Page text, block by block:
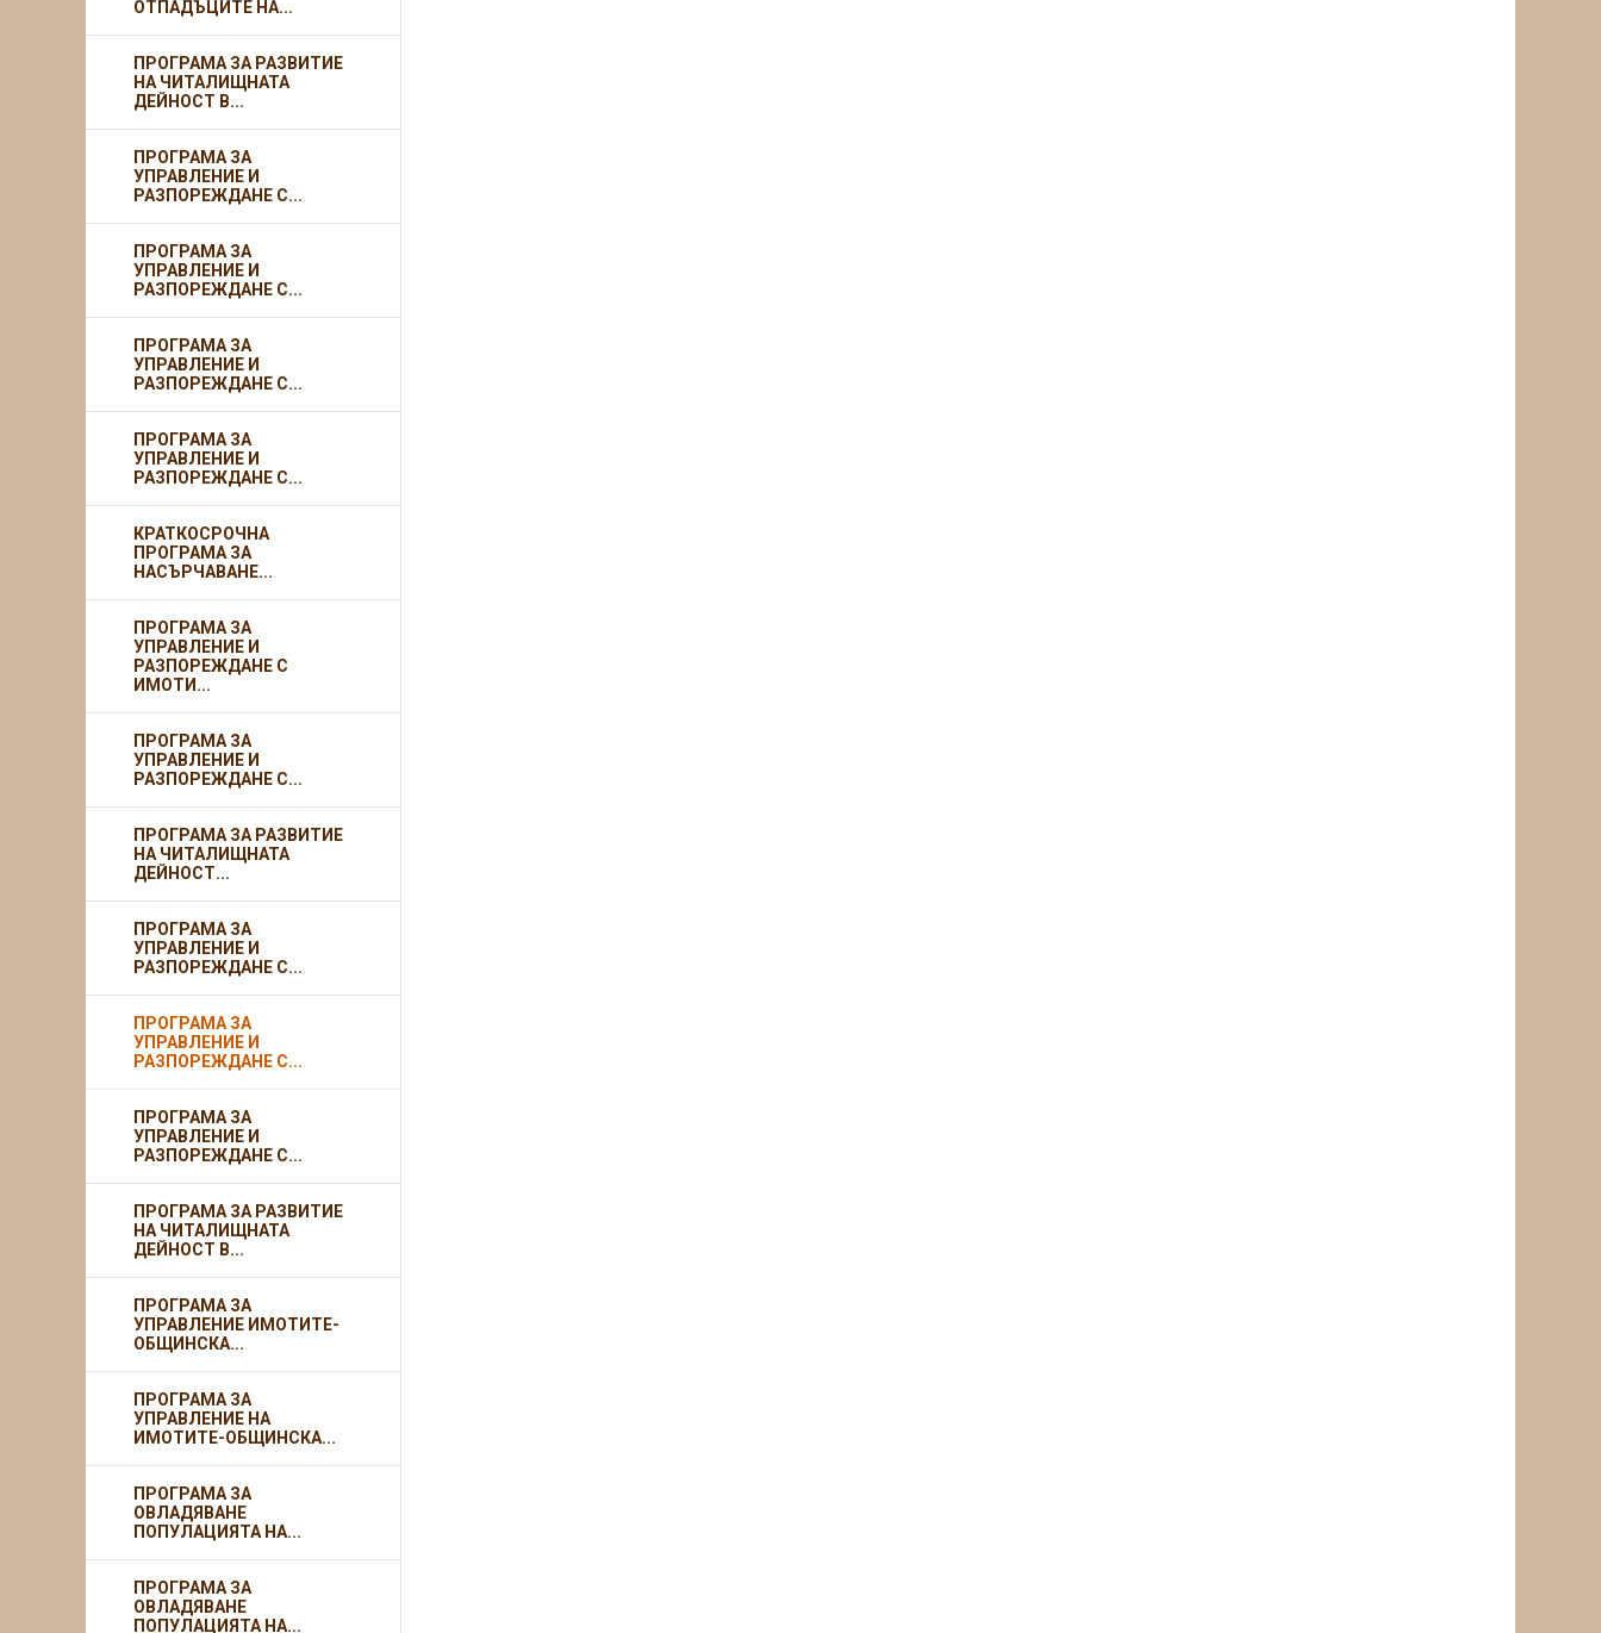
ОТПАДЪЦИТЕ НА...
ПРОГРАМА ЗА РАЗВИТИЕ
НА ЧИТАЛИЩНАТА
ДЕЙНОСТ В...
ПРОГРАМА ЗА
УПРАВЛЕНИЕ И
РАЗПОРЕЖДАНЕ С...
ПРОГРАМА ЗА
УПРАВЛЕНИЕ И
РАЗПОРЕЖДАНЕ С...
ПРОГРАМА ЗА
УПРАВЛЕНИЕ И
РАЗПОРЕЖДАНЕ С...
ПРОГРАМА ЗА
УПРАВЛЕНИЕ И
РАЗПОРЕЖДАНЕ С...
КРАТКОСРОЧНА
ПРОГРАМА ЗА
НАСЪРЧАВАНЕ...
ПРОГРАМА ЗА
УПРАВЛЕНИЕ И
РАЗПОРЕЖДАНЕ С
ИМОТИ...
ПРОГРАМА ЗА
УПРАВЛЕНИЕ И
РАЗПОРЕЖДАНЕ С...
ПРОГРАМА ЗА РАЗВИТИЕ
НА ЧИТАЛИЩНАТА
ДЕЙНОСТ...
ПРОГРАМА ЗА
УПРАВЛЕНИЕ И
РАЗПОРЕЖДАНЕ С...
ПРОГРАМА ЗА
УПРАВЛЕНИЕ И
РАЗПОРЕЖДАНЕ С...
ПРОГРАМА ЗА
УПРАВЛЕНИЕ И
РАЗПОРЕЖДАНЕ С...
ПРОГРАМА ЗА РАЗВИТИЕ
НА ЧИТАЛИЩНАТА
ДЕЙНОСТ В...
ПРОГРАМА ЗА
УПРАВЛЕНИЕ ИМОТИТЕ-
ОБЩИНСКА...
ПРОГРАМА ЗА
УПРАВЛЕНИЕ НА
ИМОТИТЕ-ОБЩИНСКА...
ПРОГРАМА ЗА
ОВЛАДЯВАНЕ
ПОПУЛАЦИЯТА НА...
ПРОГРАМА ЗА
ОВЛАДЯВАНЕ
ПОПУЛАЦИЯТА НА...